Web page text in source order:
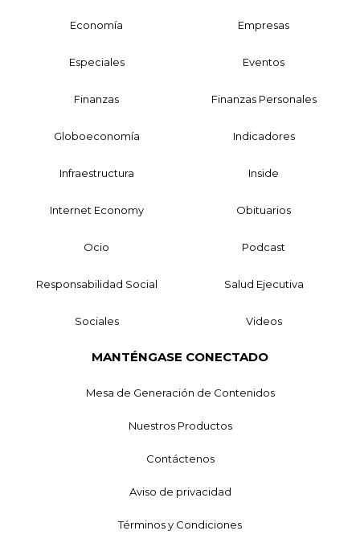
Economía Empresas
Especiales Eventos
Finanzas Finanzas Personales
Globoeconomía Indicadores
Infraestructura Inside
Internet Economy Obituarios
Ocio Podcast
Responsabilidad Social Salud Ejecutiva
Sociales Videos
MANTÉNGASE CONECTADO
Mesa de Generación de Contenidos
Nuestros Productos
Contáctenos
Aviso de privacidad
Términos y Condiciones